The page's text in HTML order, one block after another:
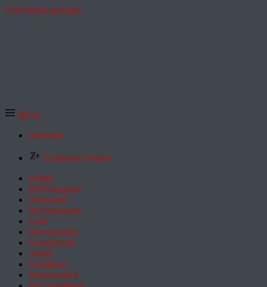
Zum Inhalt springen
Menü
Startseite
Exklusive Artikel
Politik
ZEITmagazin
Wirtschaft
Wochenmarkt
Geld
Wochenende
Gesellschaft
Arbeit
Feuilleton
Wissenschaft